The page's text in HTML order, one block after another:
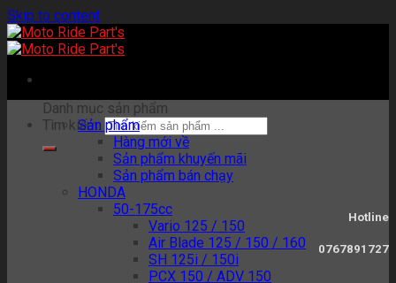
Skip to content
Tìm kiếm:
Hotline
0767891727
Danh mục sản phẩm
Sản phẩm
Hàng mới về
Sản phẩm khuyến mãi
Sản phẩm bán chạy
HONDA
50-175cc
Vario 125 / 150
Air Blade 125 / 150 / 160
SH 125i / 150i
PCX 150 / ADV 150